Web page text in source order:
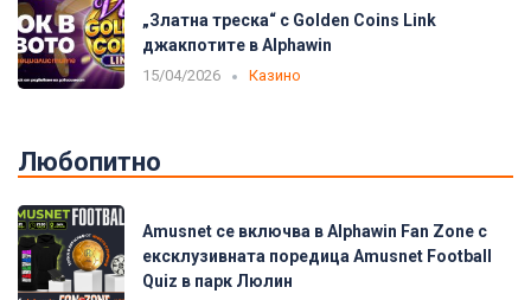
„Златна треска“ с Golden Coins Link
джакпотите в Alphawin
15/04/2026 Казино
Любопитно
Amusnet се включва в Alphawin Fan Zone с
ексклузивната поредица Amusnet Football
Quiz в парк Люлин